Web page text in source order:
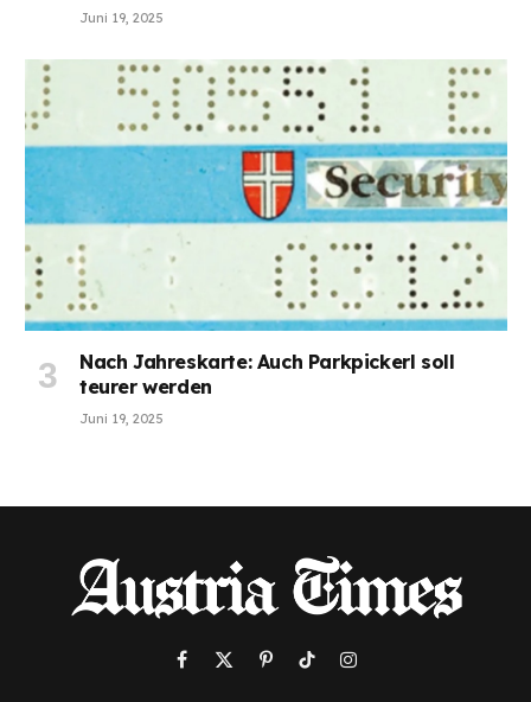
Juni 19, 2025
Nach Jahreskarte: Auch Parkpickerl soll
teurer werden
Juni 19, 2025
Facebook
X
PinterestTikTokInstagram